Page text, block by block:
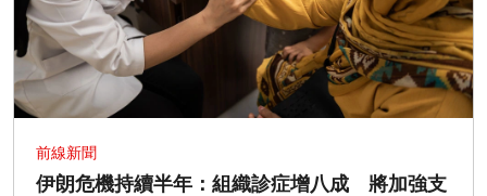
前線新聞
伊朗危機持續半年：組織診症增八成 將加強支